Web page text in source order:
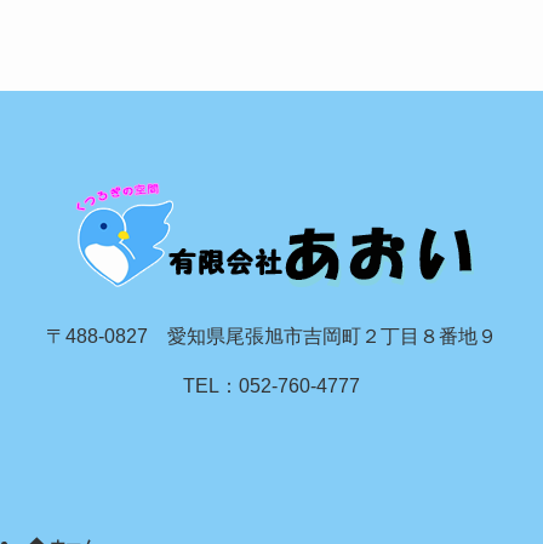
〒488-0827 愛知県尾張旭市吉岡町２丁目８番地９
TEL：052-760-4777